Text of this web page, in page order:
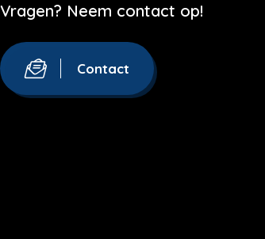
Vragen? Neem contact op!
Contact